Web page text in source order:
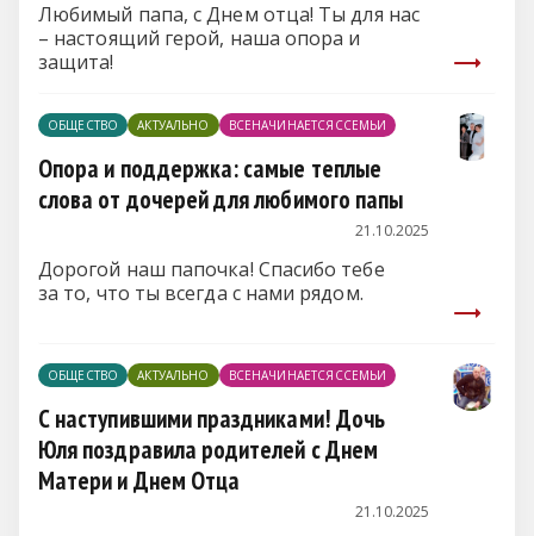
Любимый папа, с Днем отца! Ты для нас
– настоящий герой, наша опора и
защита!
ОБЩЕСТВО АКТУАЛЬНО ВСЕНАЧИНАЕТСЯССЕМЬИ
Опора и поддержка: самые теплые
слова от дочерей для любимого папы
21.10.2025
Дорогой наш папочка! Спасибо тебе
за то, что ты всегда с нами рядом.
ОБЩЕСТВО АКТУАЛЬНО ВСЕНАЧИНАЕТСЯССЕМЬИ
С наступившими праздниками! Дочь
Юля поздравила родителей с Днем
Матери и Днем Отца
21.10.2025